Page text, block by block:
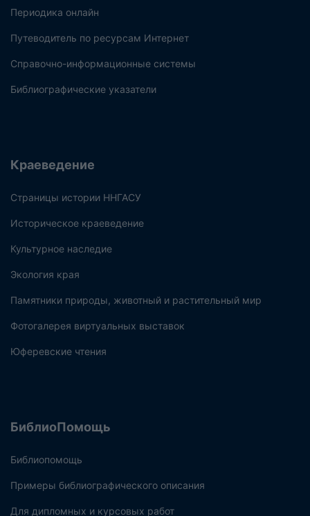
Периодика онлайн
Путеводитель по ресурсам Интернет
Справочно-информационные системы
Библиографические указатели
Краеведение
Страницы истории ННГАСУ
Историческое краеведение
Культурное наследие
Экология края
Памятники природы, животный и растительный мир
Фотогалерея виртуальных выставок
Юферевские чтения
БиблиоПомощь
Библиопомощь
Примеры библиографического описания
Для дипломных и курсовых работ